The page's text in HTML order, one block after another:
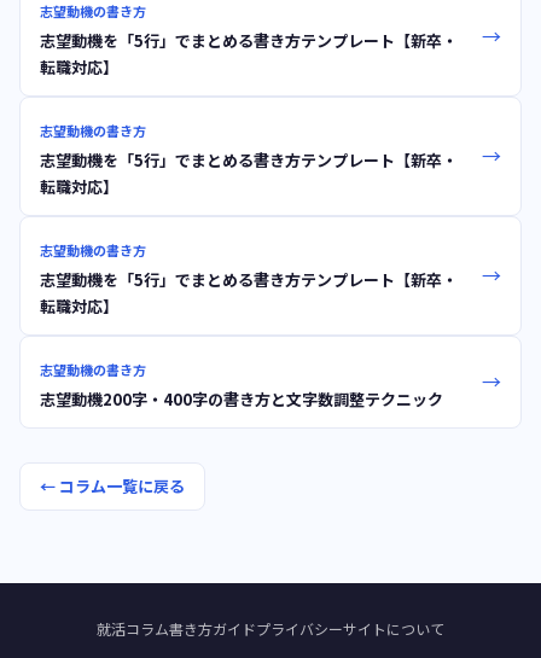
志望動機の書き方
志望動機を「5行」でまとめる書き方テンプレート【新卒・
転職対応】
→
志望動機の書き方
志望動機を「5行」でまとめる書き方テンプレート【新卒・
転職対応】
→
志望動機の書き方
志望動機を「5行」でまとめる書き方テンプレート【新卒・
転職対応】
→
志望動機の書き方
志望動機200字・400字の書き方と文字数調整テクニック
→
← コラム一覧に戻る
就活コラム書き方ガイドプライバシーサイトについて